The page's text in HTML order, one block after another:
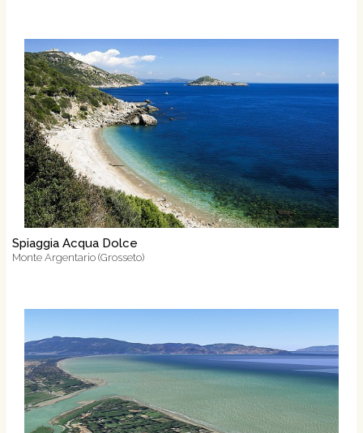
Spiaggia Acqua Dolce
Monte Argentario (Grosseto)